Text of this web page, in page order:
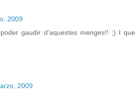
2009
gaudir d'aquestes menges!! ;) I que
2009